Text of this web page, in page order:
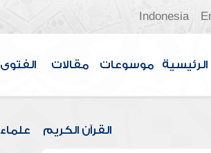
Indonesia
الرئيسية موسوعات مقالات الفتوى
القرآن الكريم